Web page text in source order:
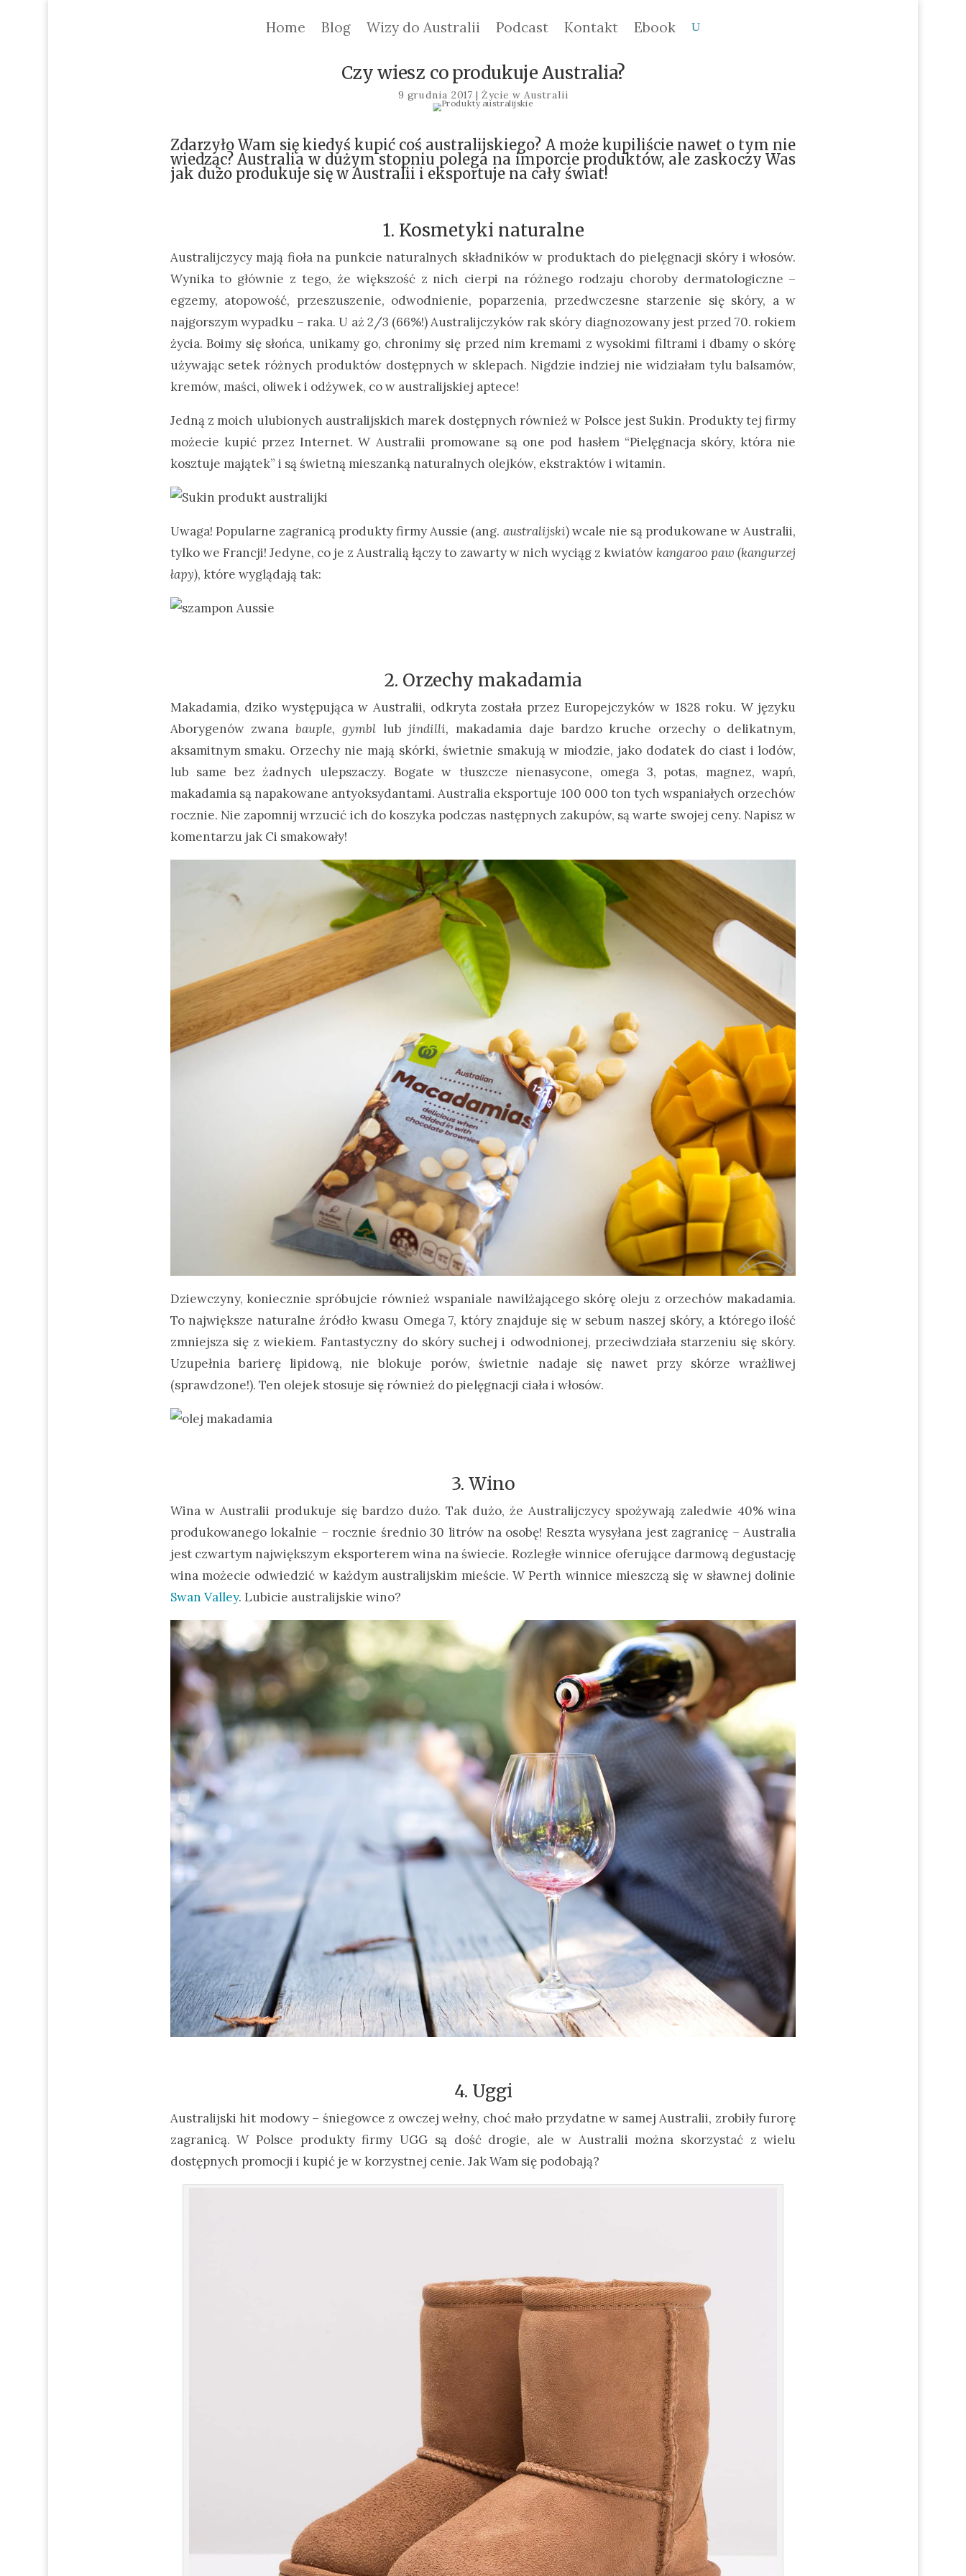
Home Blog Wizy do Australii Podcast Kontakt Ebook
Czy wiesz co produkuje Australia?
9 grudnia 2017 | Życie w Australii
Zdarzyło Wam się kiedyś kupić coś australijskiego? A może kupiliście nawet o tym nie
wiedząc? Australia w dużym stopniu polega na imporcie produktów, ale zaskoczy Was
jak dużo produkuje się w Australii i eksportuje na cały świat!
1. Kosmetyki naturalne
Australijczycy mają fioła na punkcie naturalnych składników w produktach do pielęgnacji skóry i włosów.
Wynika to głównie z tego, że większość z nich cierpi na różnego rodzaju choroby dermatologiczne –
egzemy, atopowość, przeszuszenie, odwodnienie, poparzenia, przedwczesne starzenie się skóry, a w
najgorszym wypadku – raka. U aż 2/3 (66%!) Australijczyków rak skóry diagnozowany jest przed 70. rokiem
życia. Boimy się słońca, unikamy go, chronimy się przed nim kremami z wysokimi filtrami i dbamy o skórę
używając setek różnych produktów dostępnych w sklepach. Nigdzie indziej nie widziałam tylu balsamów,
kremów, maści, oliwek i odżywek, co w australijskiej aptece!
Jedną z moich ulubionych australijskich marek dostępnych również w Polsce jest Sukin. Produkty tej firmy
możecie kupić przez Internet. W Australii promowane są one pod hasłem “Pielęgnacja skóry, która nie
kosztuje majątek” i są świetną mieszanką naturalnych olejków, ekstraktów i witamin.
Uwaga! Popularne zagranicą produkty firmy Aussie (ang. australijski) wcale nie są produkowane w Australii,
tylko we Francji! Jedyne, co je z Australią łączy to zawarty w nich wyciąg z kwiatów kangaroo paw (kangurzej
łapy), które wyglądają tak:
2. Orzechy makadamia
Makadamia, dziko występująca w Australii, odkryta została przez Europejczyków w 1828 roku. W języku
Aborygenów zwanabauple, gymbl lubjindilli, makadamia daje bardzo kruche orzechy o delikatnym,
aksamitnym smaku. Orzechy nie mają skórki, świetnie smakują w miodzie, jako dodatek do ciast i lodów,
lub same bez żadnych ulepszaczy. Bogate w tłuszcze nienasycone, omega 3, potas, magnez, wapń,
makadamia są napakowane antyoksydantami. Australia eksportuje 100 000 ton tych wspaniałych orzechów
rocznie. Nie zapomnij wrzucić ich do koszyka podczas następnych zakupów, są warte swojej ceny. Napisz w
komentarzu jak Ci smakowały!
Dziewczyny, koniecznie spróbujcie również wspaniale nawilżającego skórę oleju z orzechów makadamia.
To największe naturalne źródło kwasu Omega 7, który znajduje się w sebum naszej skóry, a którego ilość
zmniejsza się z wiekiem. Fantastyczny do skóry suchej i odwodnionej, przeciwdziała starzeniu się skóry.
Uzupełnia barierę lipidową, nie blokuje porów, świetnie nadaje się nawet przy skórze wrażliwej
(sprawdzone!). Ten olejek stosuje się również do pielęgnacji ciała i włosów.
3. Wino
Wina w Australii produkuje się bardzo dużo. Tak dużo, że Australijczycy spożywają zaledwie 40% wina
produkowanego lokalnie – rocznie średnio 30 litrów na osobę! Reszta wysyłana jest zagranicę – Australia
jest czwartym największym eksporterem wina na świecie. Rozległe winnice oferujące darmową degustację
wina możecie odwiedzić w każdym australijskim mieście. W Perth winnice mieszczą się w sławnej dolinie
Swan Valley. Lubicie australijskie wino?
4. Uggi
Australijski hit modowy – śniegowce z owczej wełny, choć mało przydatne w samej Australii, zrobiły furorę
zagranicą. W Polsce produkty firmy UGG są dość drogie, ale w Australii można skorzystać z wielu
dostępnych promocji i kupić je w korzystnej cenie. Jak Wam się podobają?